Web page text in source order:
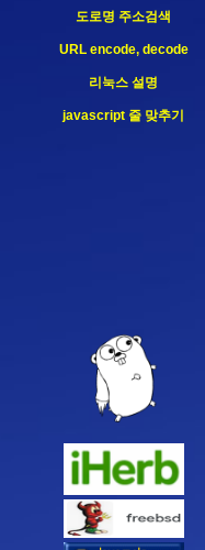
도로명 주소검색
URL encode, decode
리눅스 설명
javascript 줄 맞추기